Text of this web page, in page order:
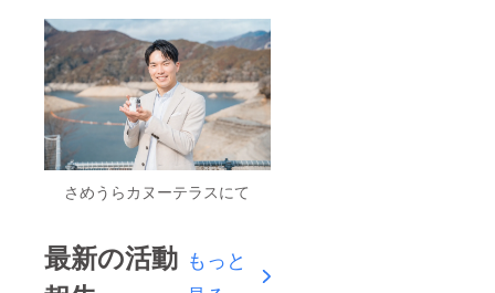
さめうらカヌーテラスにて
最新の活動 もっと